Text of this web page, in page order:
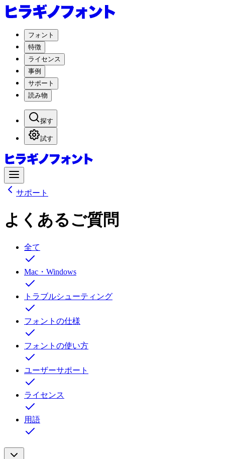
フォント
特徴
ライセンス
事例
サポート
読み物
探す
試す
サポート
よくあるご質問
全て
Mac・Windows
トラブルシューティング
フォントの仕様
フォントの使い方
ユーザーサポート
ライセンス
用語